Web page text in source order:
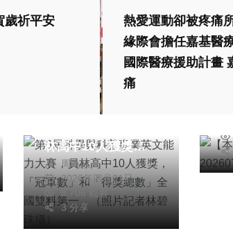
歲祈平安
熱愛運動卻被疼痛
緣際會擔任嘉基醫
國際醫療援助計畫
痛
綜合新聞
文教
第6屆科學與科普專
林高中10人獲獎，
「冠軍數」和「得獎
總數」全國雙料第
一。（照片記者林碧
珠攝）.
周為政
2026年四月01日
3 分享
綜合新聞
115年全中運聖火駐
火 嘉邑城隍廟贊助